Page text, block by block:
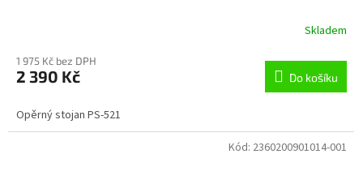
R
M
A
Skladem
1 975 Kč bez DPH
2 390 Kč Do košíku
Opěrný stojan PS-521
Kód: 2360200901014-001